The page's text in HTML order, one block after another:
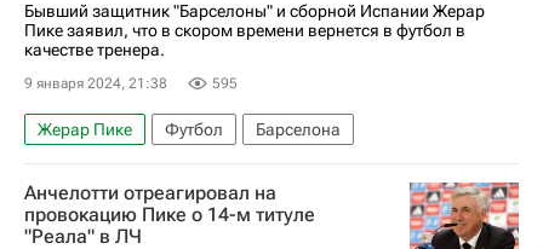
Бывший защитник "Барселоны" и сборной Испании Жерар
Пике заявил, что в скором времени вернется в футбол в
качестве тренера.
9 января 2024, 21:38 595
Жерар Пике Футбол Барселона
Анчелотти отреагировал на
провокацию Пике о 14-м титуле
"Реала" в ЛЧ